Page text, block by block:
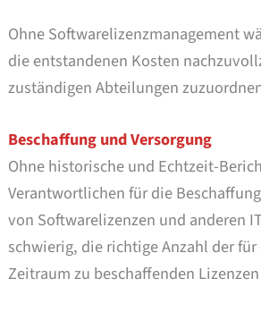
Ohne Softwarelizenzmanagement
die entstandenen Kosten
zuständigen Abteilungen
Beschaffung und Versorgung
Ohne historische und Echtzeit-
Verantwortlichen für die
von Softwarelizenzen und anderen
schwierig, die richtige Anzahl der
Zeitraum zu beschaffenden